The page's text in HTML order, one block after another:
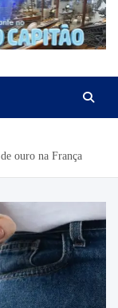
ouro na França